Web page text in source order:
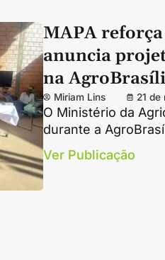
MAPA
anuncia
na
Miriam Lins 21 de
O Ministério da
durante a
Ver Publicação